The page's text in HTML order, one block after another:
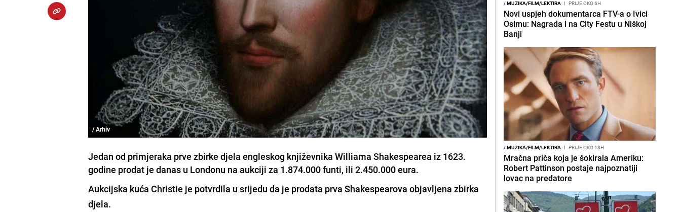
/ Arhiv
Jedan od primjeraka prve zbirke djela engleskog književnika Williama Shakespearea iz 1623.
godine prodat je danas u Londonu na aukciji za 1.874.000 funti, ili 2.450.000 eura.
Aukcijska kuća Christie je potvrdila u srijedu da je prodata prva Shakespearova objavljena zbirka
djela.
/MUZIKA/FILM/LEKTIRA I PRIJE OKO 6H
Novi uspjeh dokumentarca FTV-a o Ivici
Osimu: Nagrada i na City Festu u Niškoj
Banji
/MUZIKA/FILM/LEKTIRA I PRIJE OKO 13H
Mračna priča koja je šokirala Ameriku:
Robert Pattinson postaje najpoznatiji
lovac na predatore